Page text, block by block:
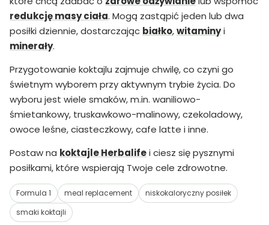
redukcję masy ciała. Mogą zastąpić jeden lub dwa
posiłki dziennie, dostarczając białko,witaminyi
minerały.
Przygotowanie koktajlu zajmuje chwilę, co czyni go
świetnym wyborem przy aktywnym trybie życia. Do
wyboru jest wiele smaków, m.in. waniliowo-
śmietankowy, truskawkowo-malinowy, czekoladowy,
owoce leśne, ciasteczkowy, cafe latte i inne.
Postaw na koktajle Herbalifei ciesz się pysznymi
posiłkami, które wspierają Twoje cele zdrowotne.
Formula 1 meal replacement
niskokaloryczny posiłek
smaki koktajli